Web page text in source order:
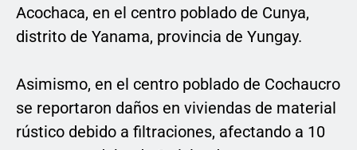
Acochaca, en el centro poblado de Cunya,
distrito de Yanama, provincia de Yungay.
Asimismo, en el centro poblado de Cochaucro
se reportaron daños en viviendas de material
rústico debido a filtraciones, afectando a 10